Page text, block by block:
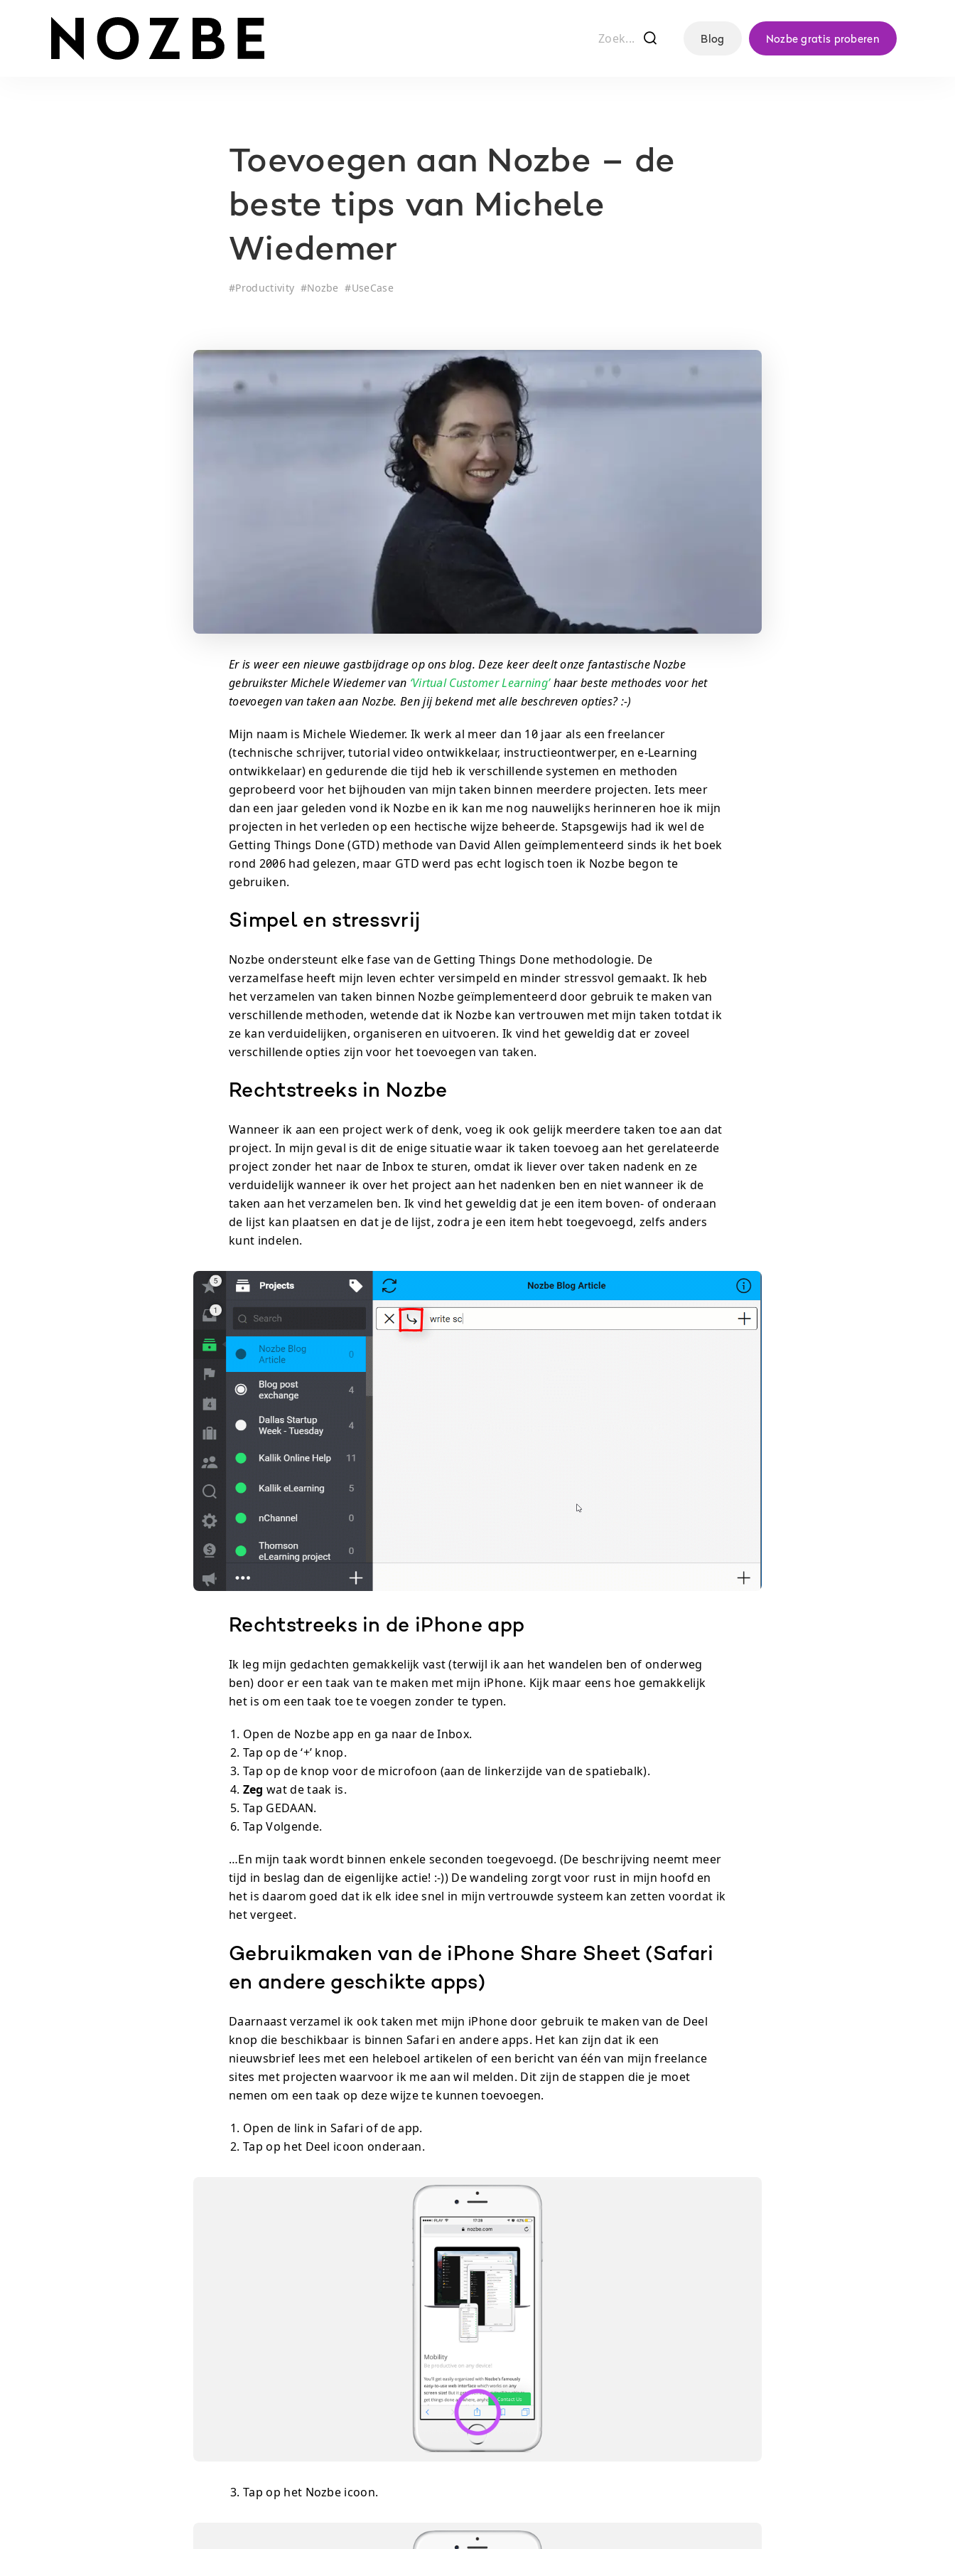
f Blog Nozbe gratis proberen
Toevoegen aan Nozbe – de
beste tips van Michele
Wiedemer
#Productivity #Nozbe #UseCase
Er is weer een nieuwe gastbijdrage op ons blog. Deze keer deelt onze fantastische Nozbe
gebruikster Michele Wiedemer van ‘Virtual Customer Learning’haar beste methodes voor het
toevoegen van taken aan Nozbe. Ben jij bekend met alle beschreven opties? :-)
Mijn naam is Michele Wiedemer. Ik werk al meer dan 10 jaar als een freelancer
(technische schrijver, tutorial video ontwikkelaar, instructieontwerper, en e-Learning
ontwikkelaar) en gedurende die tijd heb ik verschillende systemen en methoden
geprobeerd voor het bijhouden van mijn taken binnen meerdere projecten. Iets meer
dan een jaar geleden vond ik Nozbe en ik kan me nog nauwelijks herinneren hoe ik mijn
projecten in het verleden op een hectische wijze beheerde. Stapsgewijs had ik wel de
Getting Things Done (GTD) methode van David Allen geïmplementeerd sinds ik het boek
rond 2006 had gelezen, maar GTD werd pas echt logisch toen ik Nozbe begon te
gebruiken.
Simpel en stressvrij
Nozbe ondersteunt elke fase van de Getting Things Done methodologie. De
verzamelfase heeft mijn leven echter versimpeld en minder stressvol gemaakt. Ik heb
het verzamelen van taken binnen Nozbe geïmplementeerd door gebruik te maken van
verschillende methoden, wetende dat ik Nozbe kan vertrouwen met mijn taken totdat ik
ze kan verduidelijken, organiseren en uitvoeren. Ik vind het geweldig dat er zoveel
verschillende opties zijn voor het toevoegen van taken.
Rechtstreeks in Nozbe
Wanneer ik aan een project werk of denk, voeg ik ook gelijk meerdere taken toe aan dat
project. In mijn geval is dit de enige situatie waar ik taken toevoeg aan het gerelateerde
project zonder het naar de Inbox te sturen, omdat ik liever over taken nadenk en ze
verduidelijk wanneer ik over het project aan het nadenken ben en niet wanneer ik de
taken aan het verzamelen ben. Ik vind het geweldig dat je een item boven- of onderaan
de lijst kan plaatsen en dat je de lijst, zodra je een item hebt toegevoegd, zelfs anders
kunt indelen.
Rechtstreeks in de iPhone app
Ik leg mijn gedachten gemakkelijk vast (terwijl ik aan het wandelen ben of onderweg
ben) door er een taak van te maken met mijn iPhone. Kijk maar eens hoe gemakkelijk
het is om een taak toe te voegen zonder te typen.
Open de Nozbe app en ga naar de Inbox.
Tap op de ‘+’ knop.
Tap op de knop voor de microfoon (aan de linkerzijde van de spatiebalk).
Zeg wat de taak is.
Tap GEDAAN.
Tap Volgende.
…En mijn taak wordt binnen enkele seconden toegevoegd. (De beschrijving neemt meer
tijd in beslag dan de eigenlijke actie! :-)) De wandeling zorgt voor rust in mijn hoofd en
het is daarom goed dat ik elk idee snel in mijn vertrouwde systeem kan zetten voordat ik
het vergeet.
Gebruikmaken van de iPhone Share Sheet (Safari
en andere geschikte apps)
Daarnaast verzamel ik ook taken met mijn iPhone door gebruik te maken van de Deel
knop die beschikbaar is binnen Safari en andere apps. Het kan zijn dat ik een
nieuwsbrief lees met een heleboel artikelen of een bericht van één van mijn freelance
sites met projecten waarvoor ik me aan wil melden. Dit zijn de stappen die je moet
nemen om een taak op deze wijze te kunnen toevoegen.
Open de link in Safari of de app.
Tap op het Deel icoon onderaan.
Tap op het Nozbe icoon.